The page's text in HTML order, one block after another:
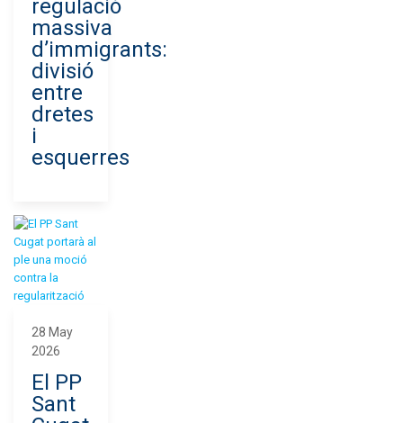
regulació
massiva
d’immigrants:
divisió
entre
dretes
i
esquerres
28 May
2026
El PP
Sant